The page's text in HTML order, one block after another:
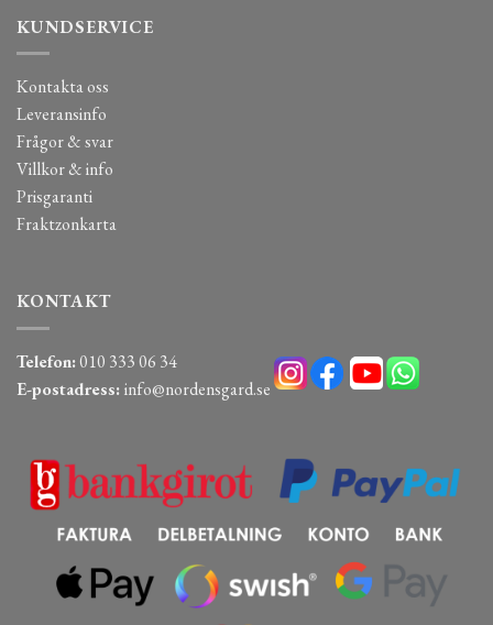
KUNDSERVICE
Kontakta oss
Leveransinfo
Frågor & svar
Villkor & info
Prisgaranti
Fraktzonkarta
KONTAKT
Telefon:010 333 06 34
E-postadress: info@nordensgard.se